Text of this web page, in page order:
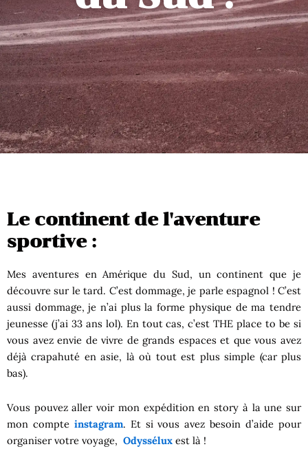
Le continent de l'aventure
sportive :
Mes aventures en Amérique du Sud, un continent que je
découvre sur le tard. C’est dommage, je parle espagnol ! C’est
aussi dommage, je n’ai plus la forme physique de ma tendre
jeunesse (j’ai 33 ans lol). En tout cas, c’est THE place to be si
vous avez envie de vivre de grands espaces et que vous avez
déjà crapahuté en asie, là où tout est plus simple (car plus
bas).
Vous pouvez aller voir mon expédition en story à la une sur
mon compte instagram. Et si vous avez besoin d’aide pour
organiser votre voyage, Odyssélux est là !